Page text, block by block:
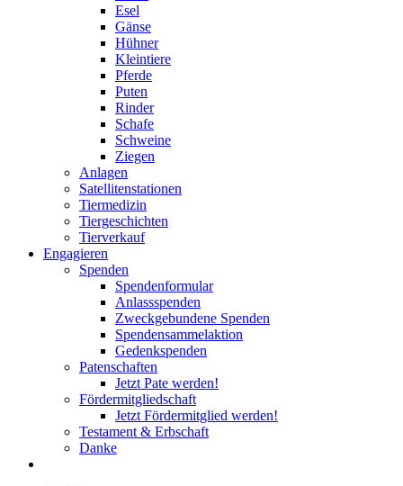
Esel
Gänse
Hühner
Kleintiere
Pferde
Puten
Rinder
Schafe
Schweine
Ziegen
Anlagen
Satellitenstationen
Tiermedizin
Tiergeschichten
Tierverkauf
Engagieren
Spenden
Spendenformular
Anlassspenden
Zweckgebundene Spenden
Spendensammelaktion
Gedenkspenden
Patenschaften
Jetzt Pate werden!
Fördermitgliedschaft
Jetzt Fördermitglied werden!
Testament & Erbschaft
Danke